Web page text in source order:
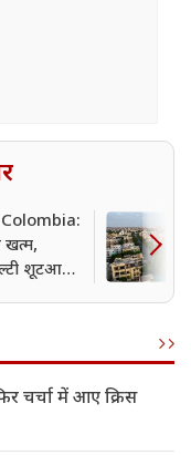
खत्म,
शूटआउट
चर्चा में आए क्रिस